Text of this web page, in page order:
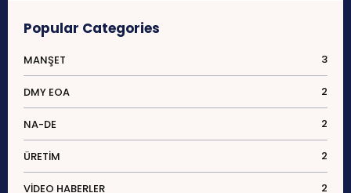
Popular Categories
MANŞET 3
DMY EOA 2
NA-DE 2
ÜRETIM 2
VIDEO HABERLER 2